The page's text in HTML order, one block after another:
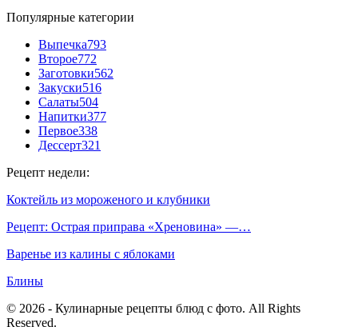
Популярные категории
Выпечка793
Второе772
Заготовки562
Закуски516
Салаты504
Напитки377
Первое338
Дессерт321
Рецепт недели:
Коктейль из мороженого и клубники
Рецепт: Острая приправа «Хреновина» —…
Варенье из калины с яблоками
Блины
© 2026 - Кулинарные рецепты блюд с фото. All Rights
Reserved.